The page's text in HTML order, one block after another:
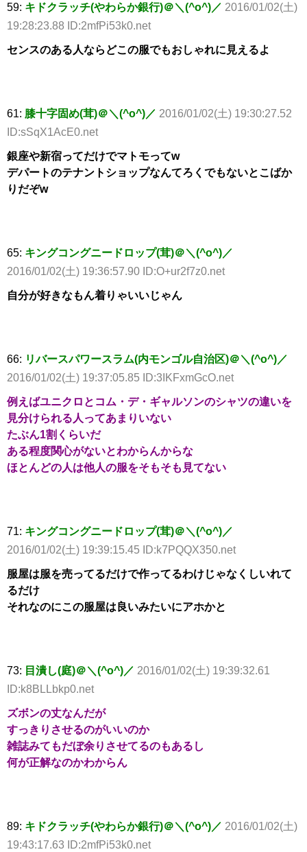
59: キドクラッチ(やわらか銀行)＠＼(^o^)／ 2016/01/02(土)
19:28:23.88 ID:2mfPi53k0.net
センスのある人ならどこの服でもおしゃれに見えるよ
61: 膝十字固め(茸)＠＼(^o^)／ 2016/01/02(土) 19:30:27.52
ID:sSqX1AcE0.net
銀座や新宿ってだけでマトモってw
デパートのテナントショップなんてろくでもないとこばか
りだぞw
65: キングコングニードロップ(茸)＠＼(^o^)／
2016/01/02(土) 19:36:57.90 ID:O+ur2f7z0.net
自分が好きなもん着りゃいいじゃん
66: リバースパワースラム(内モンゴル自治区)＠＼(^o^)／
2016/01/02(土) 19:37:05.85 ID:3IKFxmGcO.net
例えばユニクロとコム・デ・ギャルソンのシャツの違いを
見分けられる人ってあまりいない
たぶん1割くらいだ
ある程度関心がないとわからんからな
ほとんどの人は他人の服をそもそも見てない
71: キングコングニードロップ(茸)＠＼(^o^)／
2016/01/02(土) 19:39:15.45 ID:k7PQQX350.net
服屋は服を売ってるだけで作ってるわけじゃなくしいれて
るだけ
それなのにこの服屋は良いみたいにアホかと
73: 目潰し(庭)＠＼(^o^)／ 2016/01/02(土) 19:39:32.61
ID:k8BLLbkp0.net
ズボンの丈なんだが
すっきりさせるのがいいのか
雑誌みてもだぼ余りさせてるのもあるし
何が正解なのかわからん
89: キドクラッチ(やわらか銀行)＠＼(^o^)／ 2016/01/02(土)
19:43:17.63 ID:2mfPi53k0.net